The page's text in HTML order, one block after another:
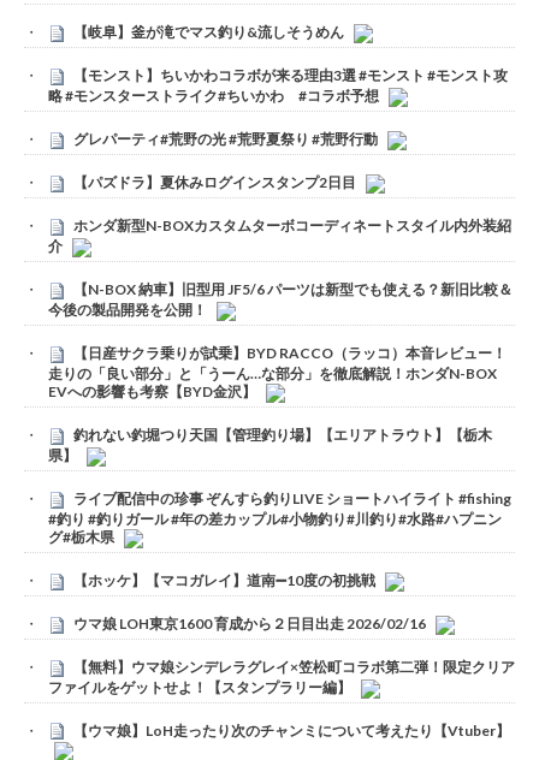
【岐阜】釜が滝でマス釣り&流しそうめん
【モンスト】ちいかわコラボが来る理由3選 #モンスト #モンスト攻
略 #モンスターストライク#ちいかわ #コラボ予想
グレパーティ#荒野の光 #荒野夏祭り #荒野行動
【パズドラ】夏休みログインスタンプ2日目
ホンダ新型N-BOXカスタムターボコーディネートスタイル内外装紹
介
【N-BOX 納車】旧型用 JF5/6 パーツは新型でも使える？新旧比較＆
今後の製品開発を公開！
【日産サクラ乗りが試乗】BYD RACCO（ラッコ）本音レビュー！
走りの「良い部分」と「うーん…な部分」を徹底解説！ホンダN-BOX
EVへの影響も考察【BYD金沢】
釣れない釣堀つり天国【管理釣り場】【エリアトラウト】【栃木
県】
ライブ配信中の珍事 ぞんすら釣りLIVE ショートハイライト #fishing
#釣り #釣りガール #年の差カップル#小物釣り#川釣り#水路#ハプニン
グ#栃木県
【ホッケ】【マコガレイ】道南➖10度の初挑戦
ウマ娘 LOH東京1600 育成から２日目出走 2026/02/16
【無料】ウマ娘シンデレラグレイ×笠松町コラボ第二弾！限定クリア
ファイルをゲットせよ！【スタンプラリー編】
【ウマ娘】LoH走ったり次のチャンミについて考えたり【Vtuber】